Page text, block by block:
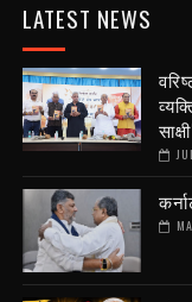
LATEST NEWS